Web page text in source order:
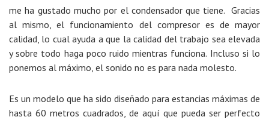
me ha gustado mucho por el condensador que tiene. Gracias
al mismo, el funcionamiento del compresor es de mayor
calidad, lo cual ayuda a que la calidad del trabajo sea elevada
y sobre todo haga poco ruido mientras funciona. Incluso si lo
ponemos al máximo, el sonido no es para nada molesto.
Es un modelo que ha sido diseñado para estancias máximas de
hasta 60 metros cuadrados, de aquí que pueda ser perfecto